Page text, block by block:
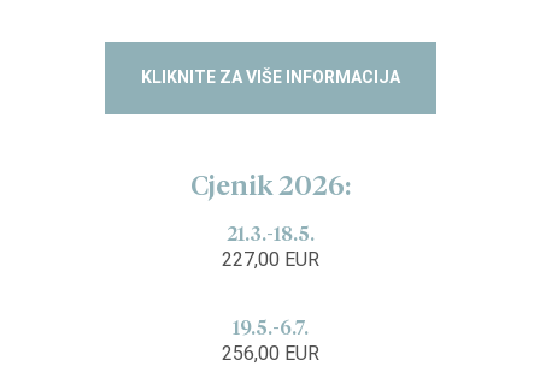
KLIKNITE ZA VIŠE INFORMACIJA
Cjenik 2026:
21.3.-18.5.
227,00 EUR
19.5.-6.7.
256,00 EUR